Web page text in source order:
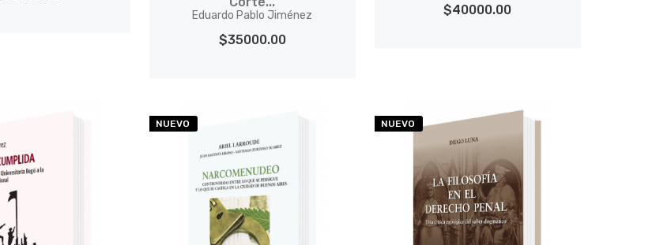
Eduardo Pablo Jiménez
$35000.00
$40000.00
NUEVO NUEVO